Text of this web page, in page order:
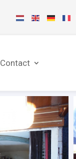
Contact